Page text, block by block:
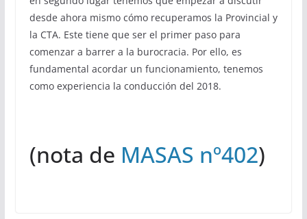
desde ahora mismo cómo recuperamos la Provincial y
la CTA. Este tiene que ser el primer paso para
comenzar a barrer a la burocracia. Por ello, es
fundamental acordar un funcionamiento, tenemos
como experiencia la conducción del 2018.
(nota de MASAS nº402)